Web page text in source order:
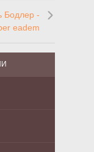
Бодлер -
eadem